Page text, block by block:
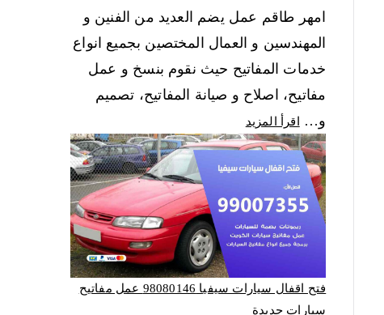
امهر طاقم عمل يضم العديد من الفنين و
المهندسين و العمال المختصين بجميع انواع
خدمات المفاتيح حيث نقوم بنسخ و عمل
مفاتيح، اصلاح و صيانة المفاتيح، تصميم
و…
اقرأ المزيد
فتح اقفال سيارات سيفيا 98080146‬ عمل مفاتيح
سيارات جديدة